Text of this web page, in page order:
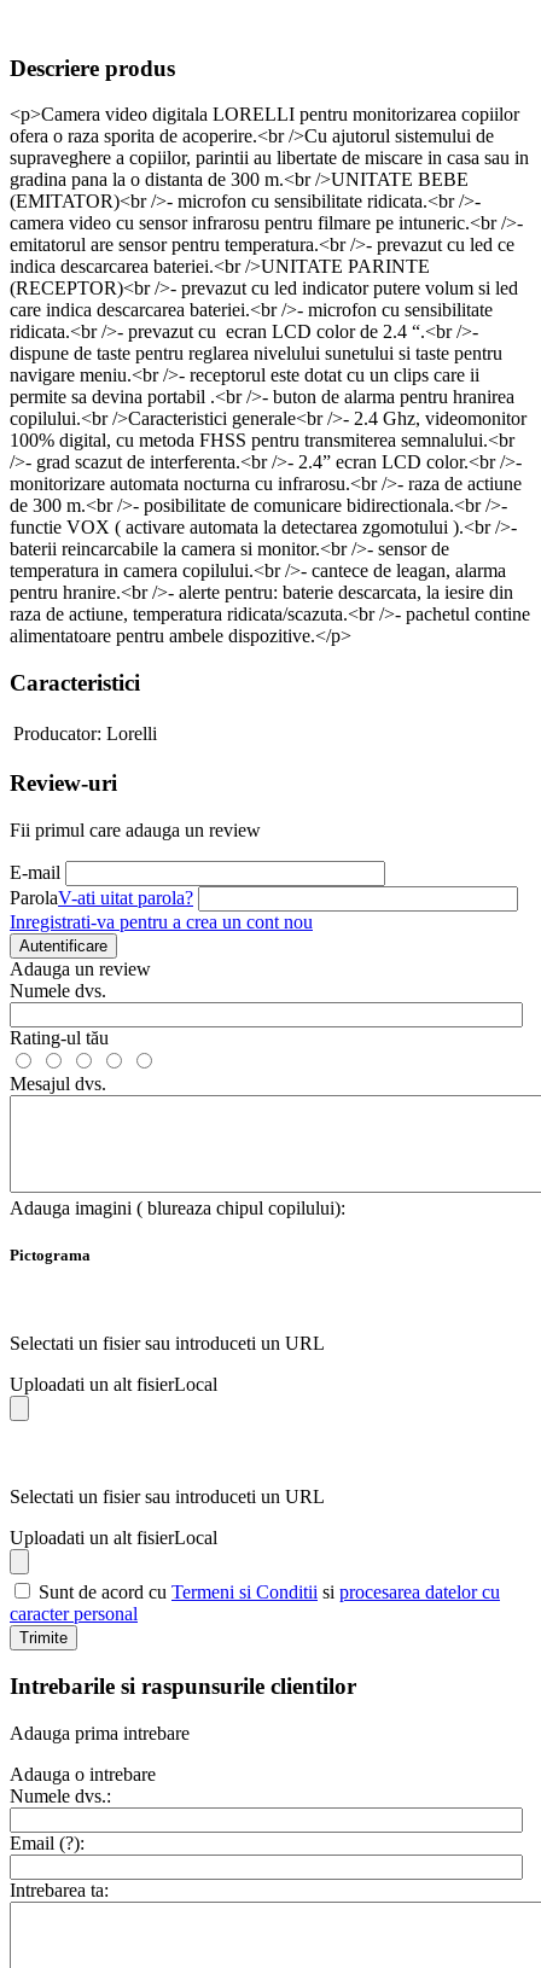
Descriere produs
<p>Camera video digitala LORELLI pentru monitorizarea copiilor
ofera o raza sporita de acoperire.<br />Cu ajutorul sistemului de
supraveghere a copiilor, parintii au libertate de miscare in casa sau in
gradina pana la o distanta de 300 m.<br />UNITATE BEBE
(EMITATOR)<br />- microfon cu sensibilitate ridicata.<br />-
camera video cu sensor infrarosu pentru filmare pe intuneric.<br />-
emitatorul are sensor pentru temperatura.<br />- prevazut cu led ce
indica descarcarea bateriei.<br />UNITATE PARINTE
(RECEPTOR)<br />- prevazut cu led indicator putere volum si led
care indica descarcarea bateriei.<br />- microfon cu sensibilitate
ridicata.<br />- prevazut cu ecran LCD color de 2.4 “.<br />-
dispune de taste pentru reglarea nivelului sunetului si taste pentru
navigare meniu.<br />- receptorul este dotat cu un clips care ii
permite sa devina portabil .<br />- buton de alarma pentru hranirea
copilului.<br />Caracteristici generale<br />- 2.4 Ghz, videomonitor
100% digital, cu metoda FHSS pentru transmiterea semnalului.<br
/>- grad scazut de interferenta.<br />- 2.4” ecran LCD color.<br />-
monitorizare automata nocturna cu infrarosu.<br />- raza de actiune
de 300 m.<br />- posibilitate de comunicare bidirectionala.<br />-
functie VOX ( activare automata la detectarea zgomotului ).<br />-
baterii reincarcabile la camera si monitor.<br />- sensor de
temperatura in camera copilului.<br />- cantece de leagan, alarma
pentru hranire.<br />- alerte pentru: baterie descarcata, la iesire din
raza de actiune, temperatura ridicata/scazuta.<br />- pachetul contine
alimentatoare pentru ambele dispozitive.</p>
Caracteristici
Producator: Lorelli
Review-uri
Fii primul care adauga un review
E-mail
ParolaV-ati uitat parola?
Inregistrati-va pentru a crea un cont nou
Autentificare
Adauga un review
Numele dvs.
Rating-ul tău
Mesajul dvs.
Adauga imagini ( blureaza chipul copilului):
Pictograma
Selectati un fisier sau introduceti un URL
Uploadati un alt fisierLocal
Selectati un fisier sau introduceti un URL
Uploadati un alt fisierLocal
Sunt de acord cu Termeni si Conditii si procesarea datelor cu
caracter personal
Trimite
Intrebarile si raspunsurile clientilor
Adauga prima intrebare
Adauga o intrebare
Numele dvs.:
Email (?):
Intrebarea ta: